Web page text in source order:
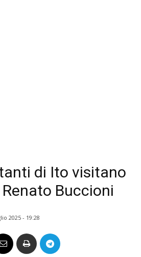
di Ito visitano
Buccioni
2025 - 19:28